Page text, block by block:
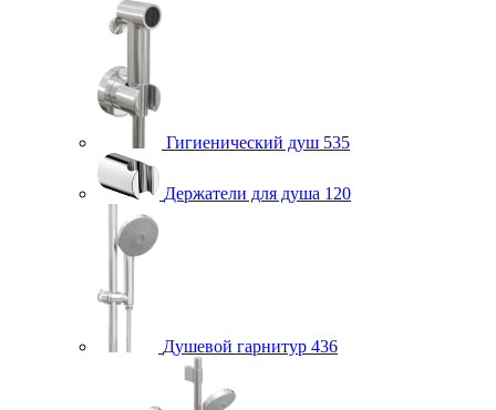
Гигиенический душ 535
Держатели для душа 120
Душевой гарнитур 436